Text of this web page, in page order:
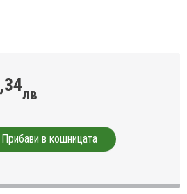
,34лв
Прибави в кошницата